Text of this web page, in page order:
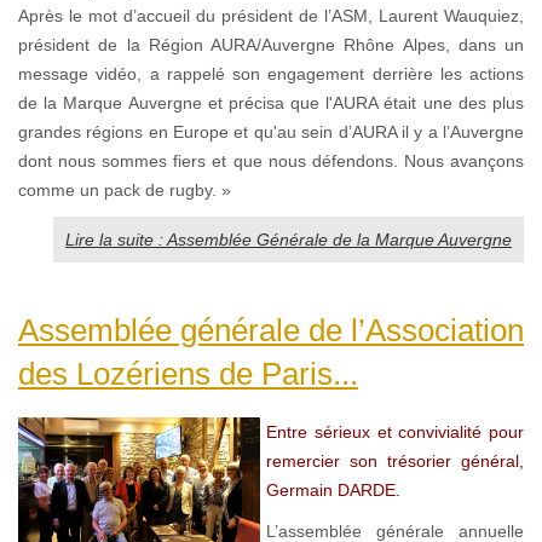
Après le mot d’accueil du président de l’ASM, Laurent Wauquiez,
président de la Région AURA/Auvergne Rhône Alpes, dans un
message vidéo, a rappelé son engagement derrière les actions
de la Marque Auvergne et précisa que l'AURA était une des plus
grandes régions en Europe et qu'au sein d’AURA il y a l’Auvergne
dont nous sommes fiers et que nous défendons. Nous avançons
comme un pack de rugby. »
Lire la suite : Assemblée Générale de la Marque Auvergne
Assemblée générale de l’Association
des Lozériens de Paris...
Entre sérieux et convivialité pour
remercier son trésorier général,
Germain DARDE.
L’assemblée générale annuelle